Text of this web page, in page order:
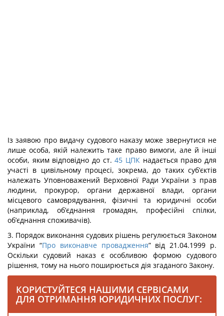
Із заявою про видачу судового наказу може звернутися не
лише особа, якій належить таке право вимоги, але й інші
особи, яким відповідно до ст. 45 ЦПК надається право для
участі в цивільному процесі, зокрема, до таких суб’єктів
належать Уповноважений Верховної Ради України з прав
людини, прокурор, органи державної влади, органи
місцевого самоврядування, фізичні та юридичні особи
(наприклад, об’єднання громадян, професійні спілки,
об’єднання споживачів).
3. Порядок виконання судових рішень регулюється Законом
України “Про виконавче провадження” від 21.04.1999 р.
Оскільки судовий наказ є особливою формою судового
рішення, тому на нього поширюється дія згаданого Закону.
КОРИСТУЙТЕСЯ НАШИМИ СЕРВІСАМИ
ДЛЯ ОТРИМАННЯ ЮРИДИЧНИХ ПОСЛУГ: